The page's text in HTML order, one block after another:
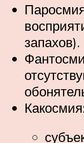
запахов).